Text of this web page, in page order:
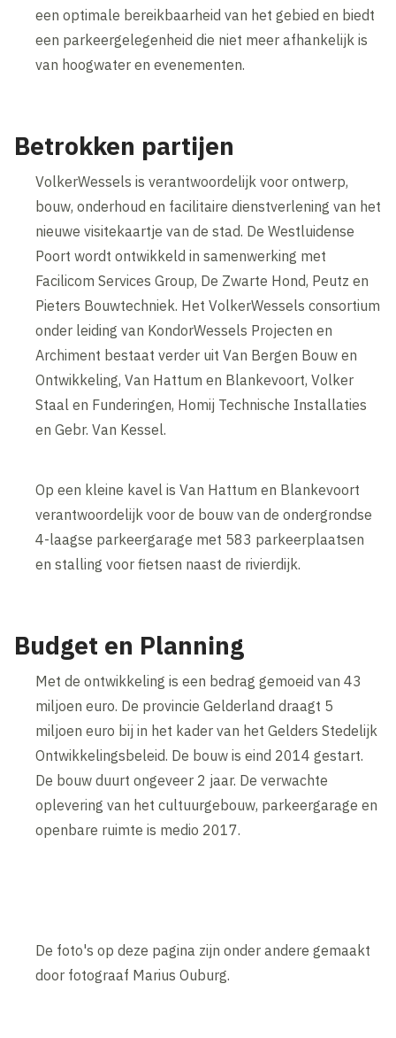
een optimale bereikbaarheid van het gebied en biedt
een parkeergelegenheid die niet meer afhankelijk is
van hoogwater en evenementen.
Betrokken partijen
VolkerWessels is verantwoordelijk voor ontwerp,
bouw, onderhoud en facilitaire dienstverlening van het
nieuwe visitekaartje van de stad. De Westluidense
Poort wordt ontwikkeld in samenwerking met
Facilicom Services Group, De Zwarte Hond, Peutz en
Pieters Bouwtechniek. Het VolkerWessels consortium
onder leiding van KondorWessels Projecten en
Archiment bestaat verder uit Van Bergen Bouw en
Ontwikkeling, Van Hattum en Blankevoort, Volker
Staal en Funderingen, Homij Technische Installaties
en Gebr. Van Kessel.
Op een kleine kavel is Van Hattum en Blankevoort
verantwoordelijk voor de bouw van de ondergrondse
4-laagse parkeergarage met 583 parkeerplaatsen
en stalling voor fietsen naast de rivierdijk.
Budget en Planning
Met de ontwikkeling is een bedrag gemoeid van 43
miljoen euro. De provincie Gelderland draagt 5
miljoen euro bij in het kader van het Gelders Stedelijk
Ontwikkelingsbeleid. De bouw is eind 2014 gestart.
De bouw duurt ongeveer 2 jaar. De verwachte
oplevering van het cultuurgebouw, parkeergarage en
openbare ruimte is medio 2017.
De foto's op deze pagina zijn onder andere gemaakt
door fotograaf Marius Ouburg.